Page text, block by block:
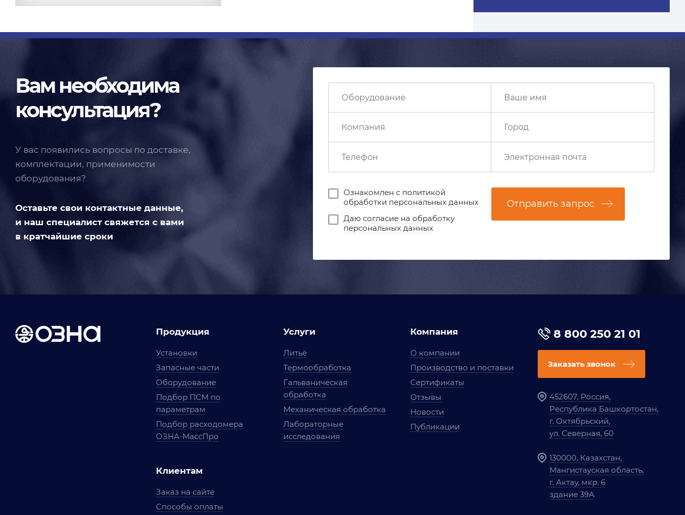
Вам необходима
консультация?
У вас появились вопросы по доставке,
комплектации, применимости
оборудования?
Оставьте свои контактные данные,
и наш специалист свяжется с вами
в кратчайшие сроки
Ознакомлен с политикой
обработки персональных данных
Даю согласие на обработку
персональных данных
Отправить запрос
Продукция
Установки
Запасные части
Оборудование
Подбор ПСМ по
параметрам
Подбор расходомера
ОЗНА-МассПро
Клиентам
Заказ на сайте
Способы оплаты
Услуги
Литьё
Термообработка
Гальваническая
обработка
Механическая обработка
Лабораторные
исследования
Компания
О компании
Производство и поставки
Сертификаты
Отзывы
Новости
Публикации
8 800 250 21 01
Заказать звонок
452607, Россия,
Республика Башкортостан,
г. Октябрьский,
ул. Северная, 60
130000, Казахстан,
Мангистауская область,
г. Актау, мкр. 6
здание 39А